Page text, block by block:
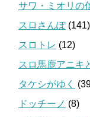
サワ・ミオリの
スロさんぽ(141)
スロトレ (12)
スロ馬鹿アニキ
タケシがゆく
ドッチーノ (8)